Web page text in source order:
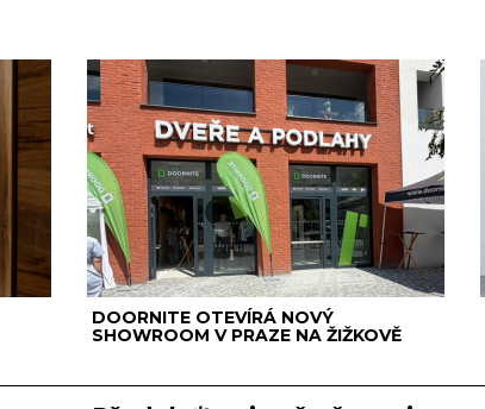
DOORNITE OTEVÍRÁ NOVÝ
SHOWROOM V PRAZE NA ŽIŽKOVĚ